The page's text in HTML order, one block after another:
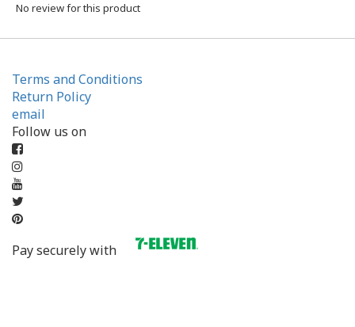
No review for this product
Terms and Conditions
Return Policy
email
Follow us on
Pay securely with